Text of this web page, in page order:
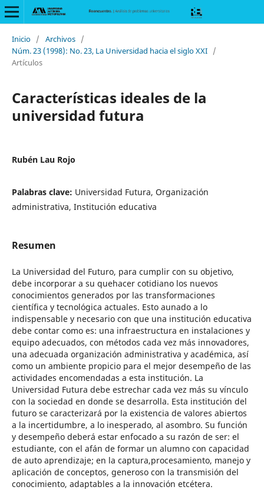
Inicio / Archivos /
Núm. 23 (1998): No. 23, La Universidad hacia el siglo XXI /
Artículos
Características ideales de la
universidad futura
Rubén Lau Rojo
Palabras clave: Universidad Futura, Organización
administrativa, Institución educativa
Resumen
La Universidad del Futuro, para cumplir con su objetivo,
debe incorporar a su quehacer cotidiano los nuevos
conocimientos generados por las transformaciones
científica y tecnológica actuales. Esto aunado a lo
indispensable y necesario con que una institución educativa
debe contar como es: una infraestructura en instalaciones y
equipo adecuados, con métodos cada vez más innovadores,
una adecuada organización administrativa y académica, así
como un ambiente propicio para el mejor desempeño de las
actividades encomendadas a esta institución. La
Universidad Futura debe estrechar cada vez más su vínculo
con la sociedad en donde se desarrolla. Esta institución del
futuro se caracterizará por la existencia de valores abiertos
a la incertidumbre, a lo inesperado, al asombro. Su función
y desempeño deberá estar enfocado a su razón de ser: el
estudiante, con el afán de formar un alumno con capacidad
de auto aprendizaje; en la captura,procesamiento, manejo y
aplicación de conceptos, generoso con la transmisión del
conocimiento, adaptables a la innovación etcétera.